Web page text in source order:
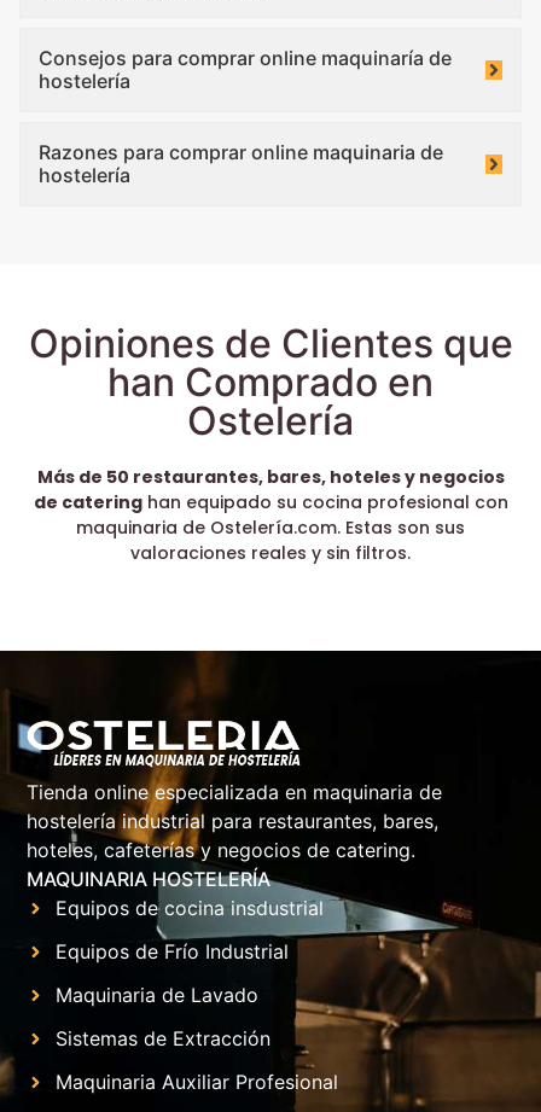
Consejos para comprar online maquinaría de
hostelería
Razones para comprar online maquinaria de
hostelería
Opiniones de Clientes que
han Comprado en
Ostelería
Más de 50 restaurantes, bares, hoteles y negocios
de cateringhan equipado su cocina profesional con
maquinaria de Ostelería.com. Estas son sus
valoraciones reales y sin filtros.
Tienda online especializada en maquinaria de
hostelería industrial para restaurantes, bares,
hoteles, cafeterías y negocios de catering.
MAQUINARIA HOSTELERÍA
Equipos de cocina insdustrial
Equipos de Frío Industrial
Maquinaria de Lavado
Sistemas de Extracción
Maquinaria Auxiliar Profesional